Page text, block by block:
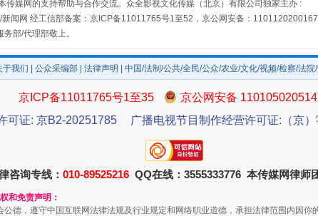
作 镜头丨大暑三秋近
传媒网的支持帮助与合作交流。众全影视文化传媒（北京）有限公司独家主办 :
闻网 经工信部备案：京ICP备11011765号1至52，京公网安备：
部/代理部敬上。
于我们 公众采编部 法律声明 | 中国/法制/公共/全民/公众/农业/文化/视频/检察/法院
京ICP备11011765号1至35
京公网安备
可证: 京B2-20251785
广播电视节目制作经营许可证:（京
咨询专线： 010-89525216 QQ在线：3555333776 本传媒网律师
和免责声明：
德，遵守中国互联网法律法规及行业规定和网络职业道德，承担法律范围内因你